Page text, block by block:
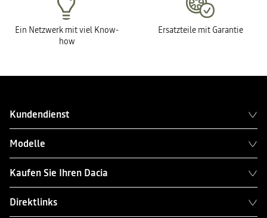
Ein Netzwerk mit viel Know-
how
Ersatzteile mit Garantie
Kundendienst
Modelle
Kaufen Sie Ihren Dacia
Direktlinks